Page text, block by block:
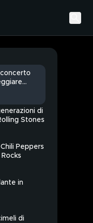
concerto
di
Stones
Chili Peppers
in
di